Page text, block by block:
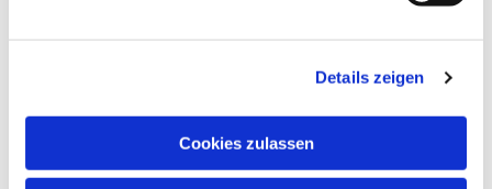
Details zeigen
Cookies zulassen